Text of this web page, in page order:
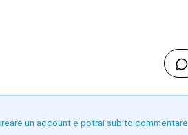
un account e potrai subito commentare.